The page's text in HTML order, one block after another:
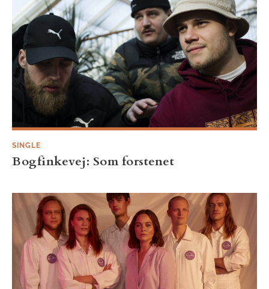
SINGLE
Bogfinkevej: Som forstenet